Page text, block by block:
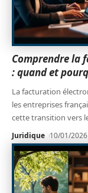
Comprendre la
: quand et
La facturation
les entreprises
cette transition vers
Juridique 10/01/2026